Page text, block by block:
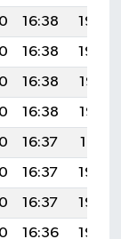
16:38
19:54
16:38
19:54
16:38
19:53
16:38
19:52
16:37
19:51
16:37
19:50
16:37
19:49
16:36 19:48